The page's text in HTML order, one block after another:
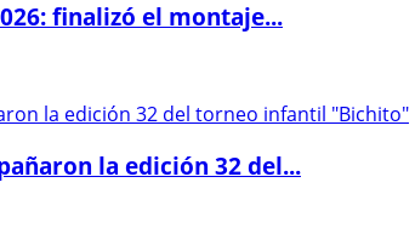
finalizó el montaje...
la edición 32 del...